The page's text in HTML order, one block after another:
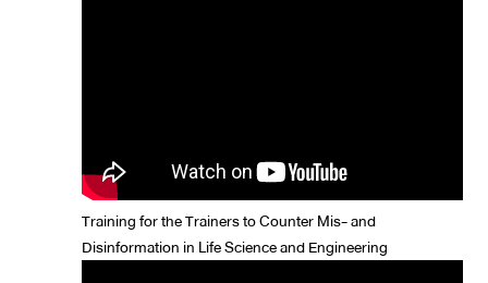
Training for the Trainers to Counter Mis- and
Disinformation in Life Science and Engineering